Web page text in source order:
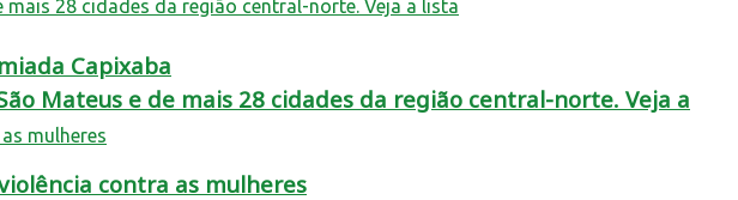
Mateus e de mais 28 cidades da região central-norte. Veja a
Capixaba
contra as mulheres